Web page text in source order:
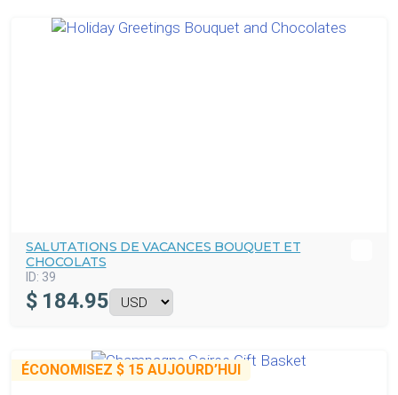
SALUTATIONS DE VACANCES BOUQUET ET
CHOCOLATS
ID: 39
$ 184.95
ÉCONOMISEZ $ 15 AUJOURD’HUI